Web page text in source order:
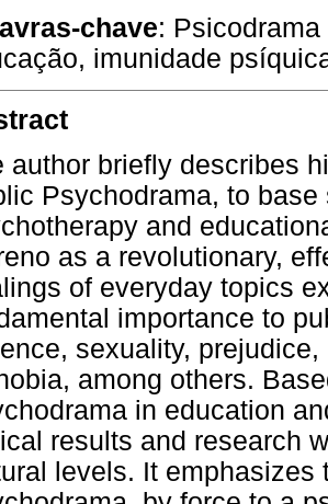
chave:
imunidade
author briefly describes
Psychodrama, to
and
as a revolutionary,
of everyday topics
importance to
sexuality,
among others.
in education
results and research
levels. It emphasizes